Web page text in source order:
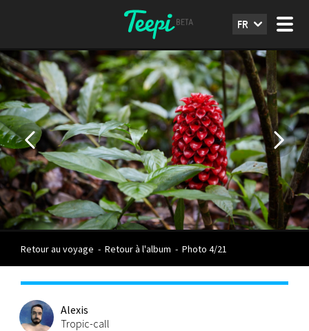
FR
Retour au voyage - Retour à l'album - Photo 4/21
Alexis
Tropic-call